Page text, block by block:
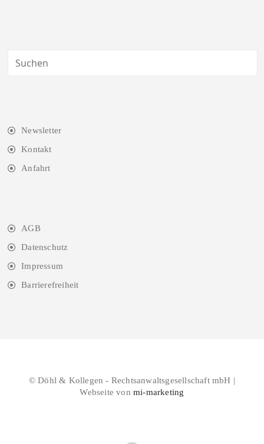
Newsletter
Kontakt
Anfahrt
AGB
Datenschutz
Impressum
Barrierefreiheit
© Döhl & Kollegen - Rechtsanwaltsgesellschaft mbH |
Webseite vonmi-marketing